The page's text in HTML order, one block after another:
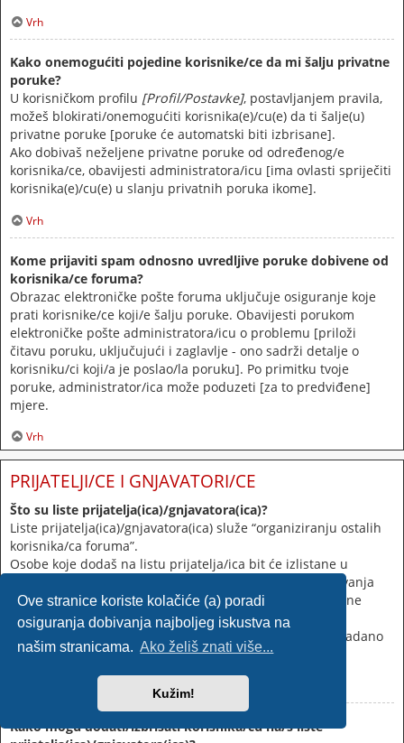
Ove stranice koriste kolačiće (a) poradi
osiguranja dobivanja najboljeg iskustva na
našim stranicama. Ako želiš znati više...
Kužim!
Vrh
Kako onemogućiti pojedine korisnike/ce da mi šalju privatne
poruke?
U korisničkom profilu [Profil/Postavke], postavljanjem pravila,
možeš blokirati/onemogućiti korisnika(e)/cu(e) da ti šalje(u)
privatne poruke [poruke će automatski biti izbrisane].
Ako dobivaš neželjene privatne poruke od određenog/e
korisnika/ce, obavijesti administratora/icu [ima ovlasti spriječiti
korisnika(e)/cu(e) u slanju privatnih poruka ikome].
Vrh
Kome prijaviti spam odnosno uvredljive poruke dobivene od
korisnika/ce foruma?
Obrazac elektroničke pošte foruma uključuje osiguranje koje
prati korisnike/ce koji/e šalju poruke. Obavijesti porukom
elektroničke pošte administratora/icu o problemu [priloži
čitavu poruku, uključujući i zaglavlje - ono sadrži detalje o
korisniku/ci koji/a je poslao/la poruku]. Po primitku tvoje
poruke, administrator/ica može poduzeti [za to predviđene]
mjere.
Vrh
PRIJATELJI/CE I GNJAVATORI/CE
Što su liste prijatelja(ica)/gnjavatora(ica)?
Liste prijatelja(ica)/gnjavatora(ica) služe “organiziranju ostalih
korisnika/ca foruma”.
Osobe koje dodaš na listu prijatelja/ica bit će izlistane u
da bi bez pretraživanja
mogao/la vidjeti njihov online status te im poslati privatne
poruke. Postovi i sl. tih osoba mogu biti posvijetljeni.
Postovi osoba koje dodaš na listu gnjavatora/ica bit će zadano
skriveni.
Kako mogu dodati/izbrisati korisnika/cu na/s liste